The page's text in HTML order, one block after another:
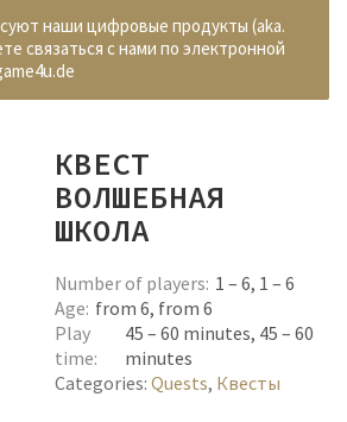
наши цифровые продукты (aka.
связаться с нами по электронной
КВЕСТ
ВОЛШЕБНАЯ
ШКОЛА
Number of players 1 – 6, 1 – 6
Age from 6, from 6
Play
time
45 – 60 minutes, 45 – 60
minutes
Categories: Quests, Квесты